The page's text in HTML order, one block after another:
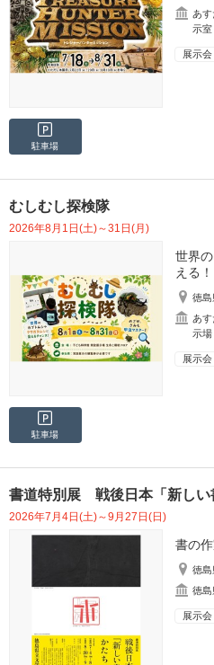
あ
示
展示会
駐車場
むしむし探検隊
2026年8月1日(土)～31日(月)
世界
える！
徳島
あ
示
展示会
駐車場
書道特別展 戦後日本「新しい
2026年7月4日(土)～9月27日(日)
書の
徳島
徳
展示会